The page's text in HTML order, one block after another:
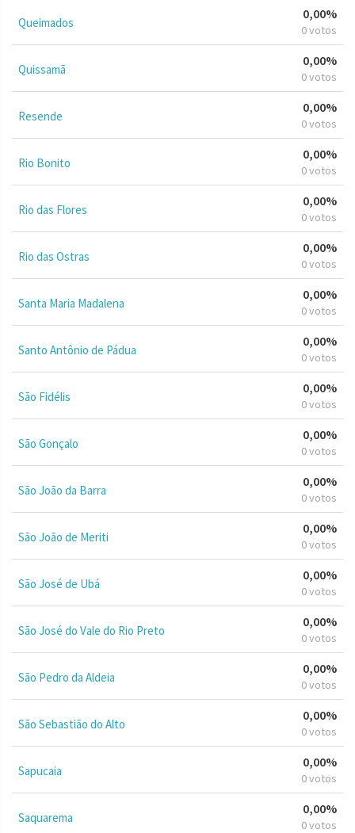
Queimados
0,00%
0 votos
Quissamã
0,00%
0 votos
Resende
0,00%
0 votos
Rio Bonito
0,00%
0 votos
Rio das Flores
0,00%
0 votos
Rio das Ostras
0,00%
0 votos
Santa Maria Madalena
0,00%
0 votos
Santo Antônio de Pádua
0,00%
0 votos
São Fidélis
0,00%
0 votos
São Gonçalo
0,00%
0 votos
São João da Barra
0,00%
0 votos
São João de Meriti
0,00%
0 votos
São José de Ubá
0,00%
0 votos
São José do Vale do Rio Preto
0,00%
0 votos
São Pedro da Aldeia
0,00%
0 votos
São Sebastião do Alto
0,00%
0 votos
Sapucaia
0,00%
0 votos
Saquarema
0,00%
0 votos